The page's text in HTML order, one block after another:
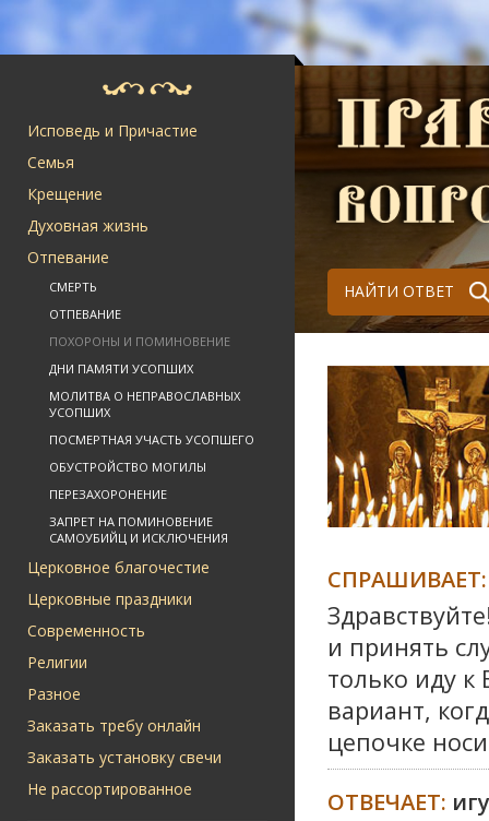
Исповедь и Причастие
Семья
Крещение
Духовная жизнь
Отпевание
СМЕРТЬ
ОТПЕВАНИЕ
ПОХОРОНЫ И ПОМИНОВЕНИЕ
ДНИ ПАМЯТИ УСОПШИХ
МОЛИТВА О НЕПРАВОСЛАВНЫХ
УСОПШИХ
ПОСМЕРТНАЯ УЧАСТЬ УСОПШЕГО
ОБУСТРОЙСТВО МОГИЛЫ
ПЕРЕЗАХОРОНЕНИЕ
ЗАПРЕТ НА ПОМИНОВЕНИЕ
САМОУБИЙЦ И ИСКЛЮЧЕНИЯ
Церковное благочестие
Церковные праздники
Современность
Религии
Разное
Заказать требу онлайн
Заказать установку свечи
Не рассортированное
НАЙТИ ОТВЕТ
СПРАШИВАЕТ:
и принять
только иду
вариант,
цепочке
ОТВЕЧАЕТ: